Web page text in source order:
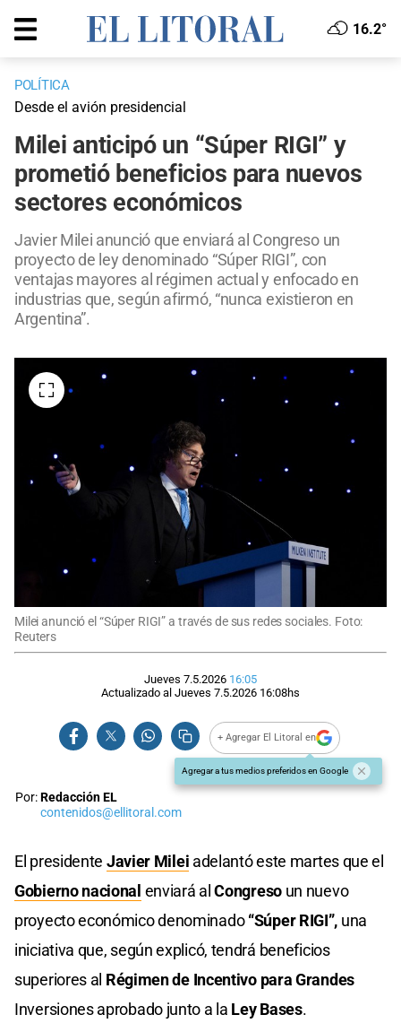
16.2°
POLÍTICA
Desde el avión presidencial
Milei anticipó un “Súper RIGI” y
prometió beneficios para nuevos
sectores económicos
Javier Milei anunció que enviará al Congreso un
proyecto de ley denominado “Súper RIGI”, con
ventajas mayores al régimen actual y enfocado en
industrias que, según afirmó, “nunca existieron en
Argentina”.
Milei anunció el “Súper RIGI” a través de sus redes sociales. Foto:
Reuters
Jueves 7.5.2026 16:05
Actualizado al Jueves 7.5.2026 16:08hs
+ Agregar El Litoral en
Agregar a tus medios preferidos en Google
Por:Redacción EL
contenidos@ellitoral.com
El presidente Javier Milei adelantó este martes que el
Gobierno nacional enviará alCongreso un nuevo
proyecto económico denominado“Súper RIGI”, una
iniciativa que, según explicó, tendrá beneficios
superiores al Régimen de Incentivo para Grandes
Inversiones aprobado junto a la Ley Bases.